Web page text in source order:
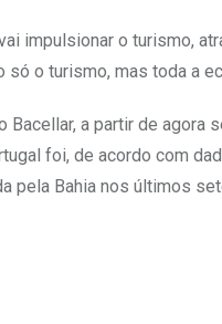
impulsionar o turismo,
o turismo, mas toda a
Bacellar, a partir de
foi, de acordo com
pela Bahia nos últimos